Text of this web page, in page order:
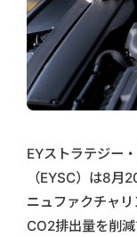
EYストラテジー
（EYSC）は8月
ニュファクチャリ
CO2排出量を削